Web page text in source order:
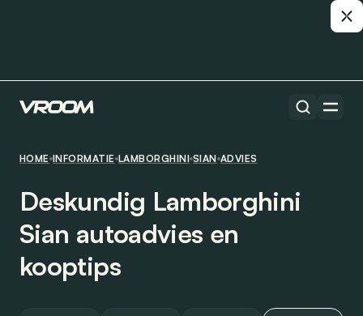
HOME INFORMATIE LAMBORGHINI SIAN ADVIES
Deskundig Lamborghini
Sian autoadvies en
kooptips